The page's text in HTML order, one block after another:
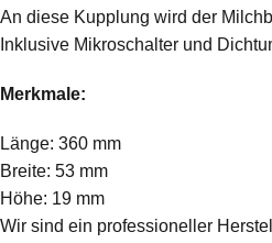
An diese Kupplung wird der
Inklusive Mikroschalter und
Merkmale:
Länge: 360 mm
Breite: 53 mm
Höhe: 19 mm
Wir sind ein professioneller